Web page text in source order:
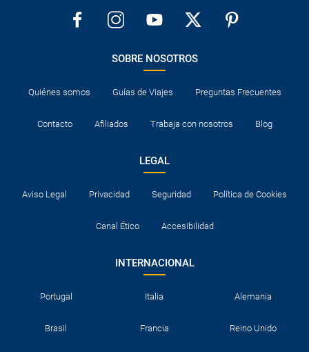
SOBRE NOSOTROS
Quiénes somos Guías de Viajes Preguntas Frecuentes
Contacto Afiliados Trabaja con nosotros Blog
LEGAL
Aviso Legal Privacidad Seguridad Política de Cookies
Canal Ético Accesibilidad
INTERNACIONAL
Portugal Italia Alemania
Brasil Francia Reino Unido